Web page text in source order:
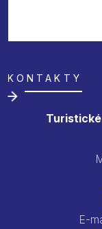
KONTAKTY
E-